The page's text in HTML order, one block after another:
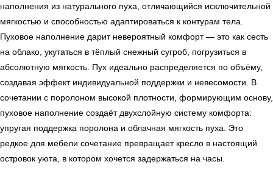
наполнения из натурального пуха, отличающийся исключительной
мягкостью и способностью адаптироваться к контурам тела.
Пуховое наполнение дарит невероятный комфорт — это как сесть
на облако, укутаться в тёплый снежный сугроб, погрузиться в
абсолютную мягкость. Пух идеально распределяется по объёму,
создавая эффект индивидуальной поддержки и невесомости. В
сочетании с поролоном высокой плотности, формирующим основу,
пуховое наполнение создаёт двухслойную систему комфорта:
упругая поддержка поролона и облачная мягкость пуха. Это
редкое для мебели сочетание превращает кресло в настоящий
островок уюта, в котором хочется задержаться на часы.
← Вернуться на предыдущую страницу